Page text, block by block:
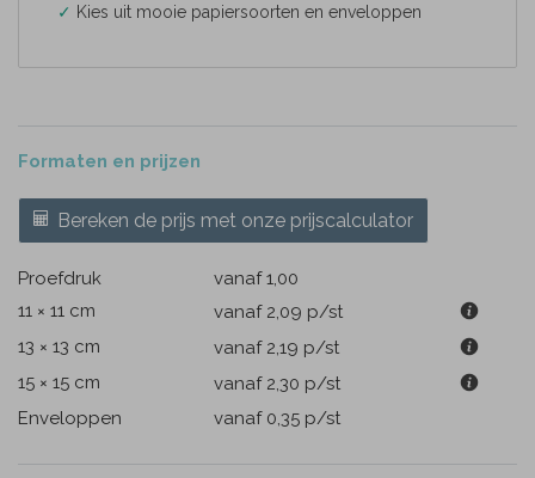
✓ Kies uit mooie papiersoorten en enveloppen
Formaten en prijzen
Bereken de prijs met onze prijscalculator
Proefdruk
vanaf 1,00
11 × 11 cm
vanaf 2,09 p/st
13 × 13 cm
vanaf 2,19 p/st
15 × 15 cm
vanaf 2,30 p/st
Enveloppen
vanaf 0,35 p/st